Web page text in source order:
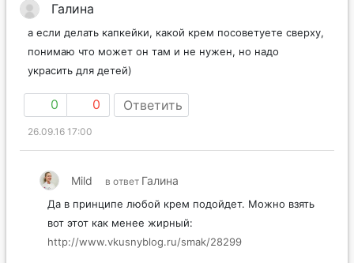
Галина
а если делать капкейки, какой крем посоветуете сверху,
понимаю что может он там и не нужен, но надо
украсить для детей)
0 0 Ответить
26.09.16 17:00
Mild в ответ Галина
Да в принципе любой крем подойдет. Можно взять
вот этот как менее жирный:
http://www.vkusnyblog.ru/smak/28299